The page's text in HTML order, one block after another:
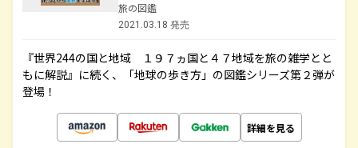
旅の図鑑
2021.03.18 発売
『世界244の国と地域 １９７ヵ国と４７地域を旅の雑学とと
もに解説』に続く、「地球の歩き方」の図鑑シリーズ第２弾が
登場！
詳細を見る